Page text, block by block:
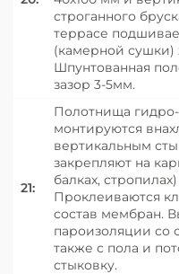
строганного
террасе
(камерной сушки)
Шпунтованная
зазор 3-5мм.
21:
Полотнища
монтируются
вертикальным
закрепляют на
балках,
Проклеиваются
состав мембран.
пароизоляции со
также с пола и
стыковку.